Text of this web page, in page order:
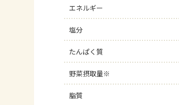
エネルギー
塩分
たんぱく質
野菜摂取量※
脂質